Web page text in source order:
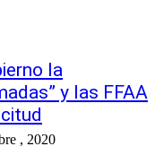
la
y las FFAA
, 2020